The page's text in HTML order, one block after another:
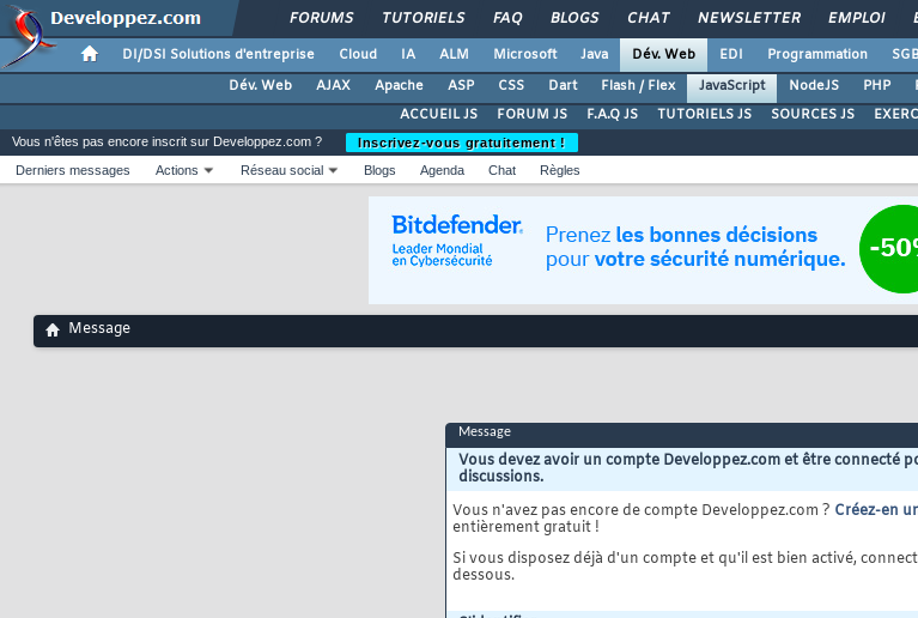
FORUMS TUTORIELS FAQ BLOGS CHAT NEWSLETTER EMPLOI
DI/DSI Solutions d'entreprise Cloud IA ALM Microsoft Java Dév. Web EDI Programmation
Dév. Web
AJAX Apache ASP CSS Dart Flash / Flex JavaScript NodeJS PHP
ACCUEIL JS
FORUM JS F.A.Q JS TUTORIELS JS SOURCES JS
Vous n'êtes pas encore inscrit sur Developpez.com ?
Inscrivez-vous gratuitement !
Derniers messages
Actions Réseau social Blogs Agenda Chat Règles
Message
Message
Vous devez avoir un compte Developpez.com et être connecté
discussions.
Vous n'avez pas encore de compte Developpez.com ? Créez-en
entièrement gratuit !
Si vous disposez déjà d'un compte et qu'il est bien activé,
dessous.